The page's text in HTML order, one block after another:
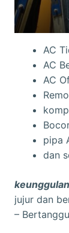
AC
AC
AC
pipa
dan
jujur dan
–